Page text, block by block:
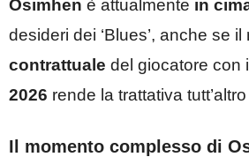
Osimhen è attualmente in
desideri dei ‘Blues’, anche se il
contrattuale del giocatore con
2026 rende la trattativa
Il momento complesso di